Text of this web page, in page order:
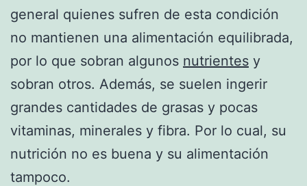
general quienes sufren de esta condición
no mantienen una alimentación equilibrada,
por lo que sobran algunos nutrientes y
sobran otros. Además, se suelen ingerir
grandes cantidades de grasas y pocas
vitaminas, minerales y fibra. Por lo cual, su
nutrición no es buena y su alimentación
tampoco.